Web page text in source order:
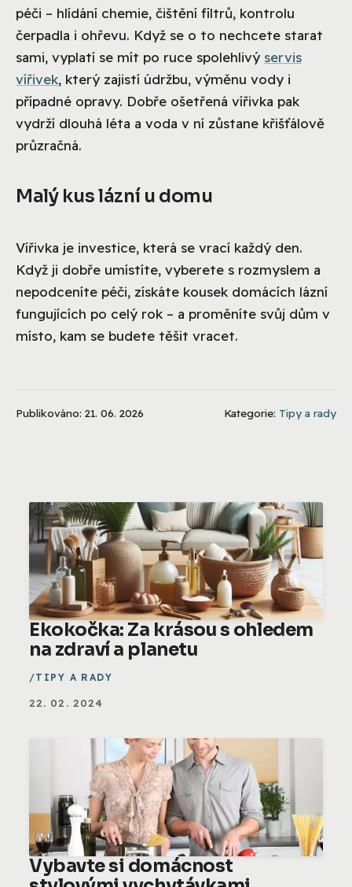
péči – hlídání chemie, čištění filtrů, kontrolu
čerpadla i ohřevu. Když se o to nechcete starat
sami, vyplatí se mít po ruce spolehlivý servis
vířivek, který zajistí údržbu, výměnu vody i
případné opravy. Dobře ošetřená vířivka pak
vydrží dlouhá léta a voda v ní zůstane křišťálově
průzračná.
Malý kus lázní u domu
Vířivka je investice, která se vrací každý den.
Když ji dobře umístíte, vyberete s rozmyslem a
nepodceníte péči, získáte kousek domácích lázní
fungujících po celý rok – a proměníte svůj dům v
místo, kam se budete těšit vracet.
Publikováno: 21. 06. 2026 Kategorie: Tipy a rady
Ekokočka: Za krásou s ohledem
na zdraví a planetu
TIPY A RADY
22. 02. 2024
Vybavte si domácnost